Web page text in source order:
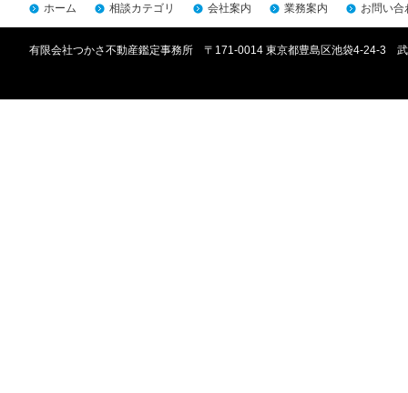
ホーム 相談カテゴリ 会社案内 業務案内 お問い合
有限会社つかさ不動産鑑定事務所 〒171-0014 東京都豊島区池袋4-24-3